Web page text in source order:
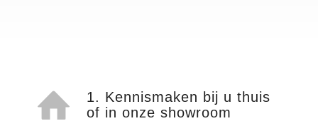
1. Kennismaken bij u thuis
of in onze showroom